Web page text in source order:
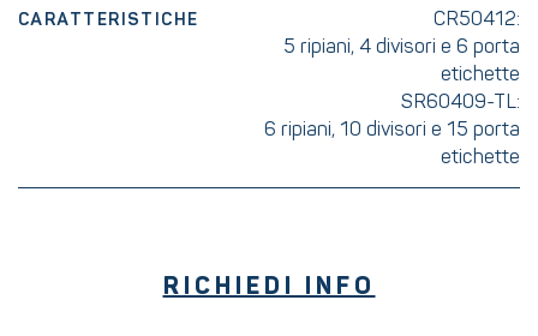
CARATTERISTICHE
CR50412:
5 ripiani, 4 divisori e 6 porta
etichette
SR60409-TL:
6 ripiani, 10 divisori e 15 porta
etichette
RICHIEDI INFO